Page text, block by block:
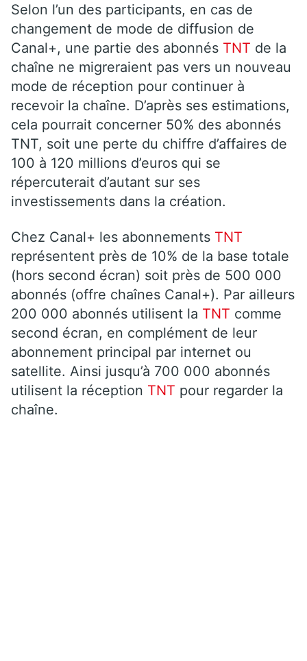
Selon l’un des participants, en cas de
changement de mode de diffusion de
Canal+, une partie des abonnés TNT de la
chaîne ne migreraient pas vers un nouveau
mode de réception pour continuer à
recevoir la chaîne. D’après ses estimations,
cela pourrait concerner 50% des abonnés
TNT, soit une perte du chiffre d’affaires de
100 à 120 millions d’euros qui se
répercuterait d’autant sur ses
investissements dans la création.
Chez Canal+ les abonnements TNT
représentent près de 10% de la base totale
(hors second écran) soit près de 500 000
abonnés (offre chaînes Canal+). Par ailleurs
200 000 abonnés utilisent la TNT comme
second écran, en complément de leur
abonnement principal par internet ou
satellite. Ainsi jusqu’à 700 000 abonnés
utilisent la réception TNT pour regarder la
chaîne.